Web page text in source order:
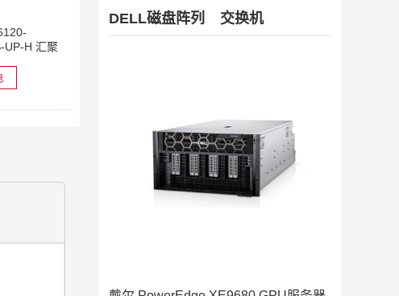
UP-H 汇聚
DELL磁盘阵列 交换机